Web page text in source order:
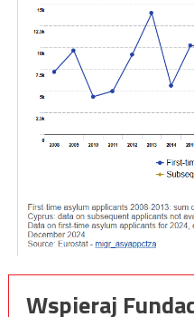
Wspieraj